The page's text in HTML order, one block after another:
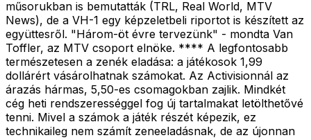
műsorukban is bemutatták (TRL, Real World, MTV
News), de a VH-1 egy képzeletbeli riportot is készített az
együttesről. "Három-öt évre tervezünk" - mondta Van
Toffler, az MTV csoport elnöke. **** A legfontosabb
természetesen a zenék eladása: a játékosok 1,99
dollárért vásárolhatnak számokat. Az Activisionnál az
árazás hármas, 5,50-es csomagokban zajlik. Mindkét
cég heti rendszerességgel fog új tartalmakat letölthetővé
tenni. Mivel a számok a játék részét képezik, ez
technikaileg nem számít zeneeladásnak, de az újonnan